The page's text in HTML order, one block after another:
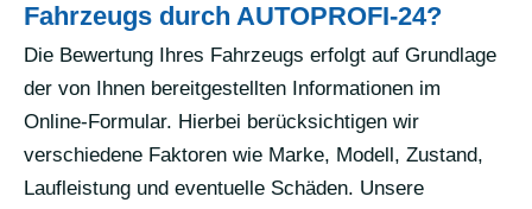
Fahrzeugs durch AUTOPROFI-24?
Die Bewertung Ihres Fahrzeugs erfolgt auf Grundlage
der von Ihnen bereitgestellten Informationen im
Online-Formular. Hierbei berücksichtigen wir
verschiedene Faktoren wie Marke, Modell, Zustand,
Laufleistung und eventuelle Schäden. Unsere